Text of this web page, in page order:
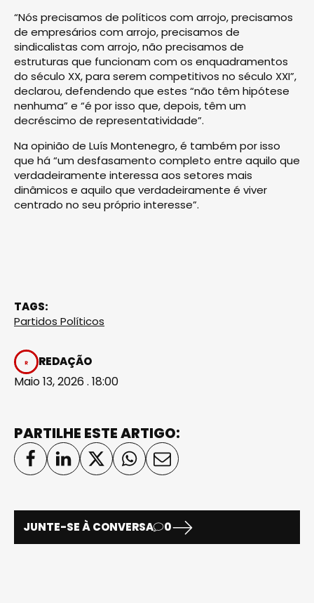
“Nós precisamos de políticos com arrojo, precisamos
de empresários com arrojo, precisamos de
sindicalistas com arrojo, não precisamos de
estruturas que funcionam com os enquadramentos
do século XX, para serem competitivos no século XXI”,
declarou, defendendo que estes “não têm hipótese
nenhuma” e “é por isso que, depois, têm um
decréscimo de representatividade”.
Na opinião de Luís Montenegro, é também por isso
que há “um desfasamento completo entre aquilo que
verdadeiramente interessa aos setores mais
dinâmicos e aquilo que verdadeiramente é viver
centrado no seu próprio interesse”.
TAGS:
Partidos Políticos
REDAÇÃO
Maio 13, 2026 . 18:00
PARTILHE ESTE ARTIGO:
JUNTE-SE À CONVERSA 0